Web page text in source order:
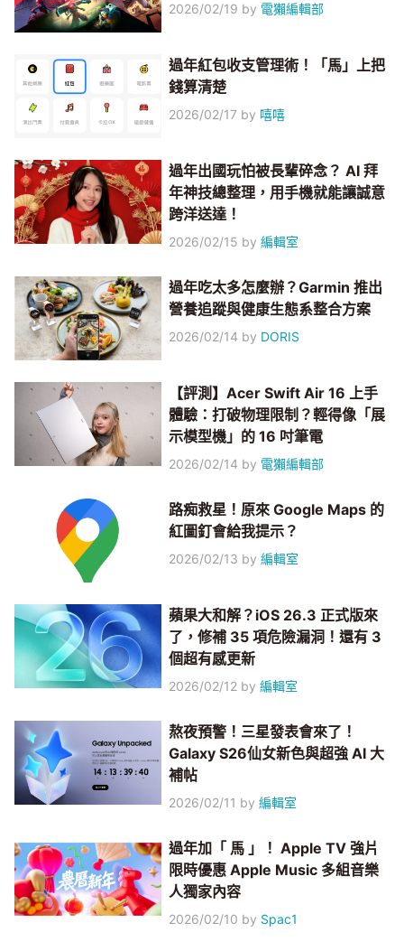
2026/02/19 by 電獺編輯部
過年紅包收支管理術！「馬」上把
錢算清楚
2026/02/17 by 嘻嘻
過年出國玩怕被長輩碎念？ AI 拜
年神技總整理，用手機就能讓誠意
跨洋送達！
2026/02/15 by編輯室
過年吃太多怎麼辦？Garmin 推出
營養追蹤與健康生態系整合方案
2026/02/14 by DORIS
【評測】Acer Swift Air 16 上手
體驗：打破物理限制？輕得像「展
示模型機」的 16 吋筆電
2026/02/14 by 電獺編輯部
路痴救星！原來 Google Maps 的
紅圖釘會給我提示？
2026/02/13 by編輯室
蘋果大和解？iOS 26.3 正式版來
了，修補 35 項危險漏洞！還有 3
個超有感更新
2026/02/12 by編輯室
熬夜預警！三星發表會來了！
Galaxy S26仙女新色與超強 AI 大
補帖
2026/02/11 by編輯室
過年加「 馬 」！ Apple TV 強片
限時優惠 Apple Music 多組音樂
人獨家內容
2026/02/10 by Spac1